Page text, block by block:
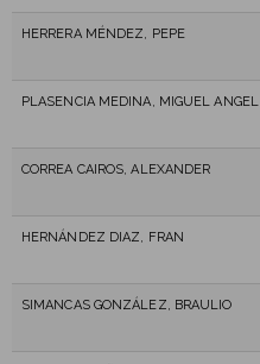
HERRERA MÉNDEZ, PEPE
PLASENCIA MEDINA, MIGUEL ANGEL
CORREA CAIROS, ALEXANDER
HERNÁNDEZ DIAZ, FRAN
SIMANCAS GONZÁLEZ, BRAULIO